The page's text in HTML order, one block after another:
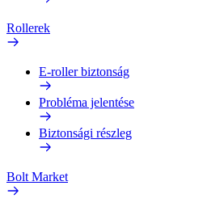
Rollerek
E-roller biztonság
Probléma jelentése
Biztonsági részleg
Bolt Market